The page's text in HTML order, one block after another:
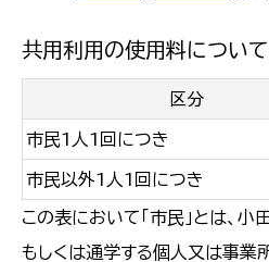
共用利用の使用料について
区分
市民1人1回につき
市民以外1人1回につき
この表において「市民」とは、小
もしくは通学する個人又は事業